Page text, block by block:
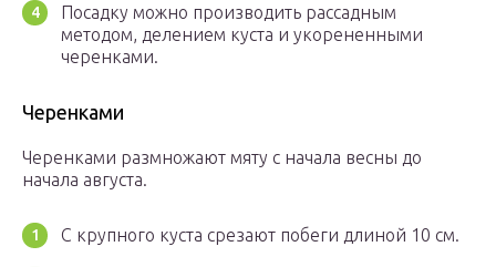
Посадку можно производить рассадным
методом, делением куста и укорененными
черенками.
Черенками
Черенками размножают мяту с начала весны до
начала августа.
С крупного куста срезают побеги длиной 10 см.